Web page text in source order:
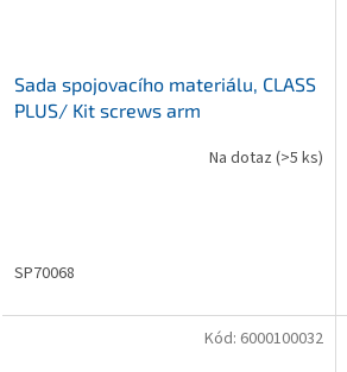
Sada spojovacího materiálu, CLASS
PLUS/ Kit screws arm
Na dotaz (>5 ks)
SP70068
Kód: 6000100032